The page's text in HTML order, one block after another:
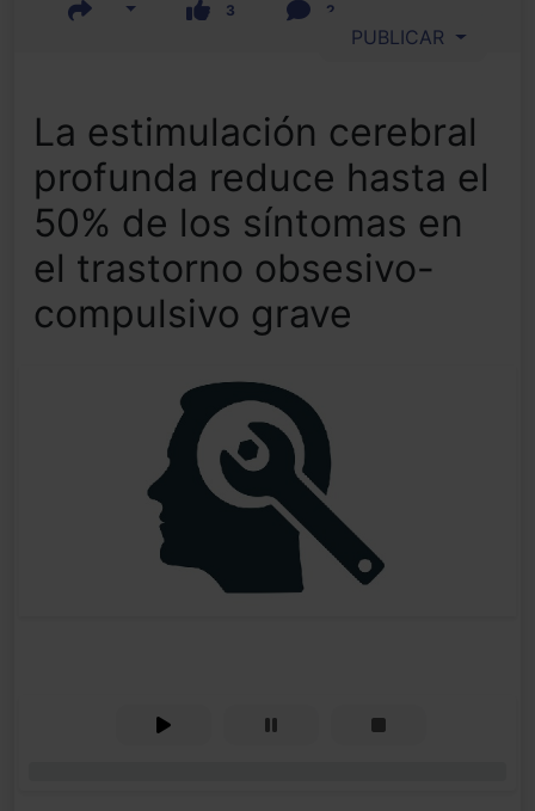
3 2
PUBLICAR
La estimulación cerebral
profunda reduce hasta el
50% de los síntomas en
el trastorno obsesivo-
compulsivo grave